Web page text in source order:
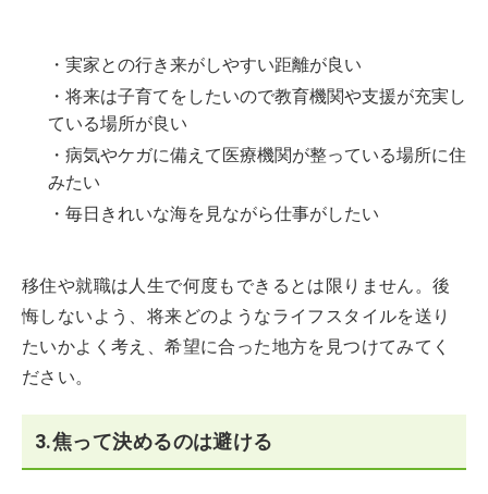
・実家との行き来がしやすい距離が良い
・将来は子育てをしたいので教育機関や支援が充実し
ている場所が良い
・病気やケガに備えて医療機関が整っている場所に住
みたい
・毎日きれいな海を見ながら仕事がしたい
移住や就職は人生で何度もできるとは限りません。後
悔しないよう、将来どのようなライフスタイルを送り
たいかよく考え、希望に合った地方を見つけてみてく
ださい。
3.焦って決めるのは避ける